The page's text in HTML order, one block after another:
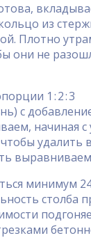
из
Плотно
они не
1 : 2 : 3
с
начиная с
удалить
минимум
столба